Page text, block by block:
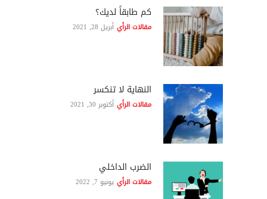
كم طابقاً لديك؟
مقالات الرأي أبريل 28, 2021
النهاية لا تنكسر
مقالات الرأي أكتوبر 30, 2021
الضرب الداخلي
مقالات الرأي يونيو 7, 2022